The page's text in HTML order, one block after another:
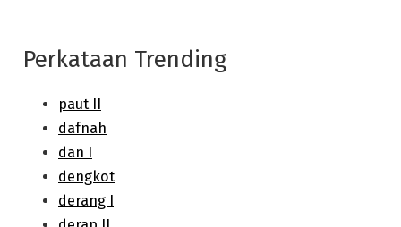
Perkataan Trending